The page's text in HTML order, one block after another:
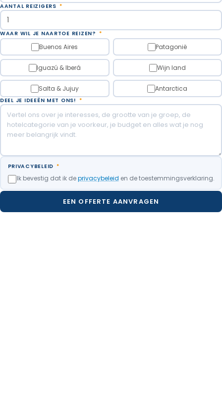
AANTAL REIZIGERS *
WAAR WIL JE NAARTOE REIZEN? *
Buenos Aires Patagonië
Iguazú & Iberá Wijn land
Salta & Jujuy Antarctica
DEEL JE IDEEËN MET ONS! *
PRIVACYBELEID *
Ik bevestig dat ik deprivacybeleid en de toestemmingsverklaring.
EEN OFFERTE AANVRAGEN